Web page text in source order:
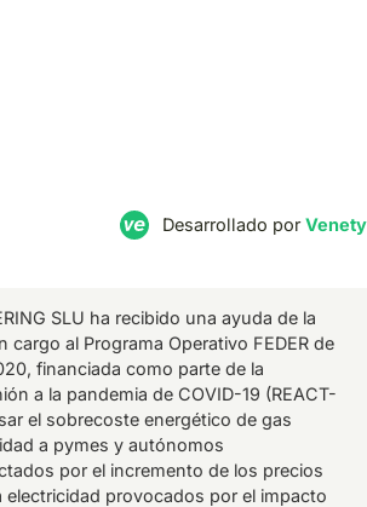
Desarrollado porVenety
SLU ha recibido una ayuda de la
cargo al Programa Operativo FEDER de
financiada como parte de la
a la pandemia de COVID-19 (REACT-
el sobrecoste energético de gas
a pymes y autónomos
por el incremento de los precios
electricidad provocados por el impacto